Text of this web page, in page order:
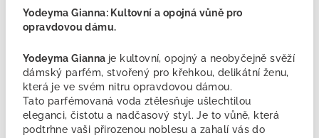
Yodeyma Gianna: Kultovní a opojná vůně pro
opravdovou dámu.
Yodeyma Gianna je kultovní, opojný a neobyčejně svěží
dámský parfém, stvořený pro křehkou, delikátní ženu,
která je ve svém nitru opravdovou dámou.
Tato parfémovaná voda ztělesňuje ušlechtilou
eleganci, čistotu a nadčasový styl. Je to vůně, která
podtrhne vaši přirozenou noblesu a zahalí vás do